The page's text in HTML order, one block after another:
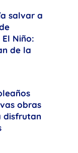
salvar a
Niño:
de la
obras
disfrutan